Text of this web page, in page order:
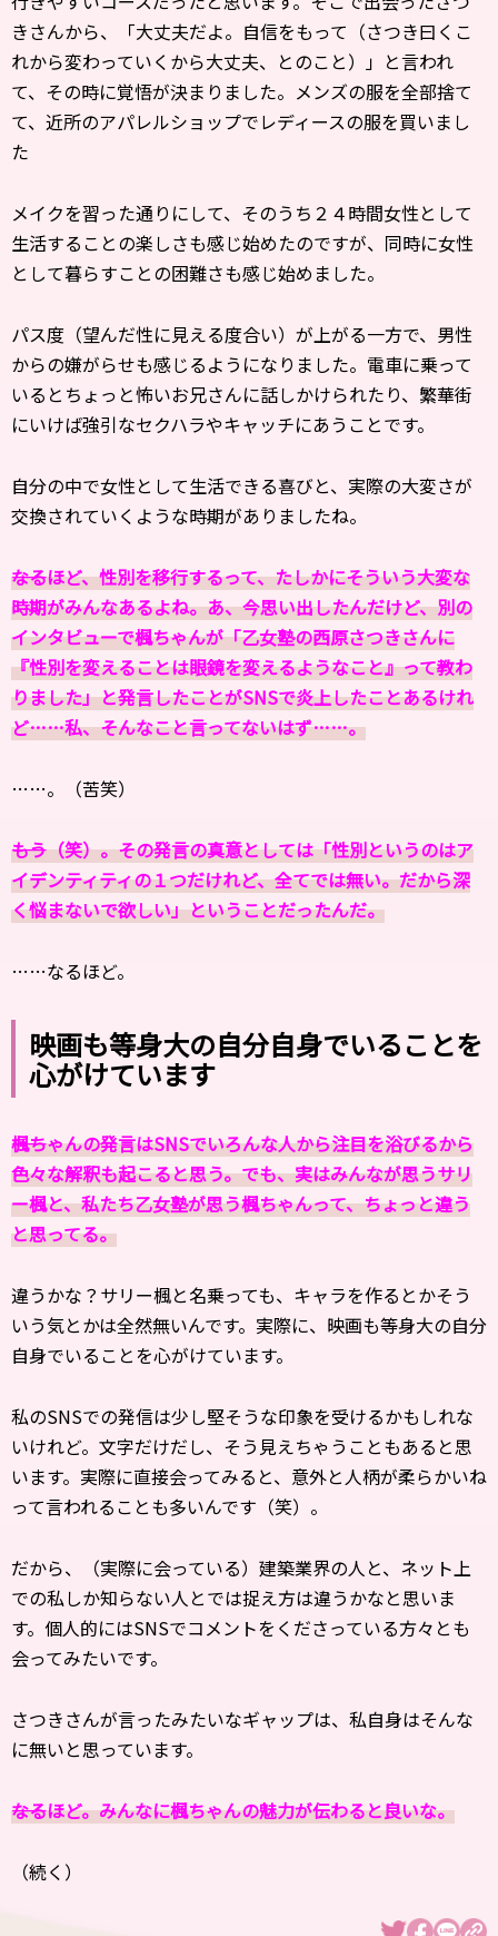
きさんから、「大丈夫だよ。自信をもって（さつき曰くこ
れから変わっていくから大丈夫、とのこと）」と言われ
て、その時に覚悟が決まりました。メンズの服を全部捨て
て、近所のアパレルショップでレディースの服を買いまし
た
メイクを習った通りにして、そのうち２４時間女性として
生活することの楽しさも感じ始めたのですが、同時に女性
として暮らすことの困難さも感じ始めました。
パス度（望んだ性に見える度合い）が上がる一方で、男性
からの嫌がらせも感じるようになりました。電車に乗って
いるとちょっと怖いお兄さんに話しかけられたり、繁華街
にいけば強引なセクハラやキャッチにあうことです。
自分の中で女性として生活できる喜びと、実際の大変さが
交換されていくような時期がありましたね。
――なるほど、性別を移行するって、たしかにそういう大変な
時期がみんなあるよね。あ、今思い出したんだけど、別の
インタビューで楓ちゃんが「乙女塾の西原さつきさんに
『性別を変えることは眼鏡を変えるようなこと』って教わ
りました」と発言したことがSNSで炎上したことあるけれ
ど……私、そんなこと言ってないはず……。
……。（苦笑）
――もう（笑）。その発言の真意としては「性別というのはア
イデンティティの１つだけれど、全てでは無い。だから深
く悩まないで欲しい」ということだったんだ。
……なるほど。
映画も等身大の自分自身でいることを
心がけています
――楓ちゃんの発言はSNSでいろんな人から注目を浴びるから
色々な解釈も起こると思う。でも、実はみんなが思うサリ
ー楓と、私たち乙女塾が思う楓ちゃんって、ちょっと違う
と思ってる。
違うかな？サリー楓と名乗っても、キャラを作るとかそう
いう気とかは全然無いんです。実際に、映画も等身大の自分
自身でいることを心がけています。
私のSNSでの発信は少し堅そうな印象を受けるかもしれな
いけれど。文字だけだし、そう見えちゃうこともあると思
います。実際に直接会ってみると、意外と人柄が柔らかいね
って言われることも多いんです（笑）。
だから、（実際に会っている）建築業界の人と、ネット上
での私しか知らない人とでは捉え方は違うかなと思いま
す。個人的にはSNSでコメントをくださっている方々とも
会ってみたいです。
さつきさんが言ったみたいなギャップは、私自身はそんな
に無いと思っています。
――なるほど。みんなに楓ちゃんの魅力が伝わると良いな。
（続く）